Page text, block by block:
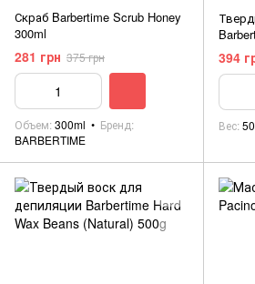
Скраб Barbertime Scrub Honey
300ml
281 грн 375 грн
Объем 300ml
Бренд
BARBERTIME
394
Вес